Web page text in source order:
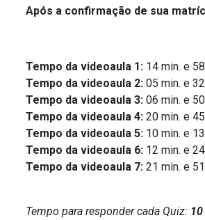
Após a confirmação de sua
Tempo da videoaula 1: 14 min. e
Tempo da videoaula 2: 05 min. e
Tempo da videoaula 3: 06 min. e
Tempo da videoaula 4: 20 min. e
Tempo da videoaula 5: 10 min. e
Tempo da videoaula 6: 12 min. e
Tempo da videoaula 7: 21 min. e
Tempo para responder cada Quiz: